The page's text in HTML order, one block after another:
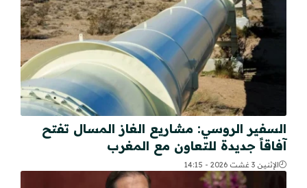
السفير الروسي: مشاريع الغاز المسال تفتح
آفاقاً جديدة للتعاون مع المغرب
الإثنين 3 غشت 2026 - 14:15